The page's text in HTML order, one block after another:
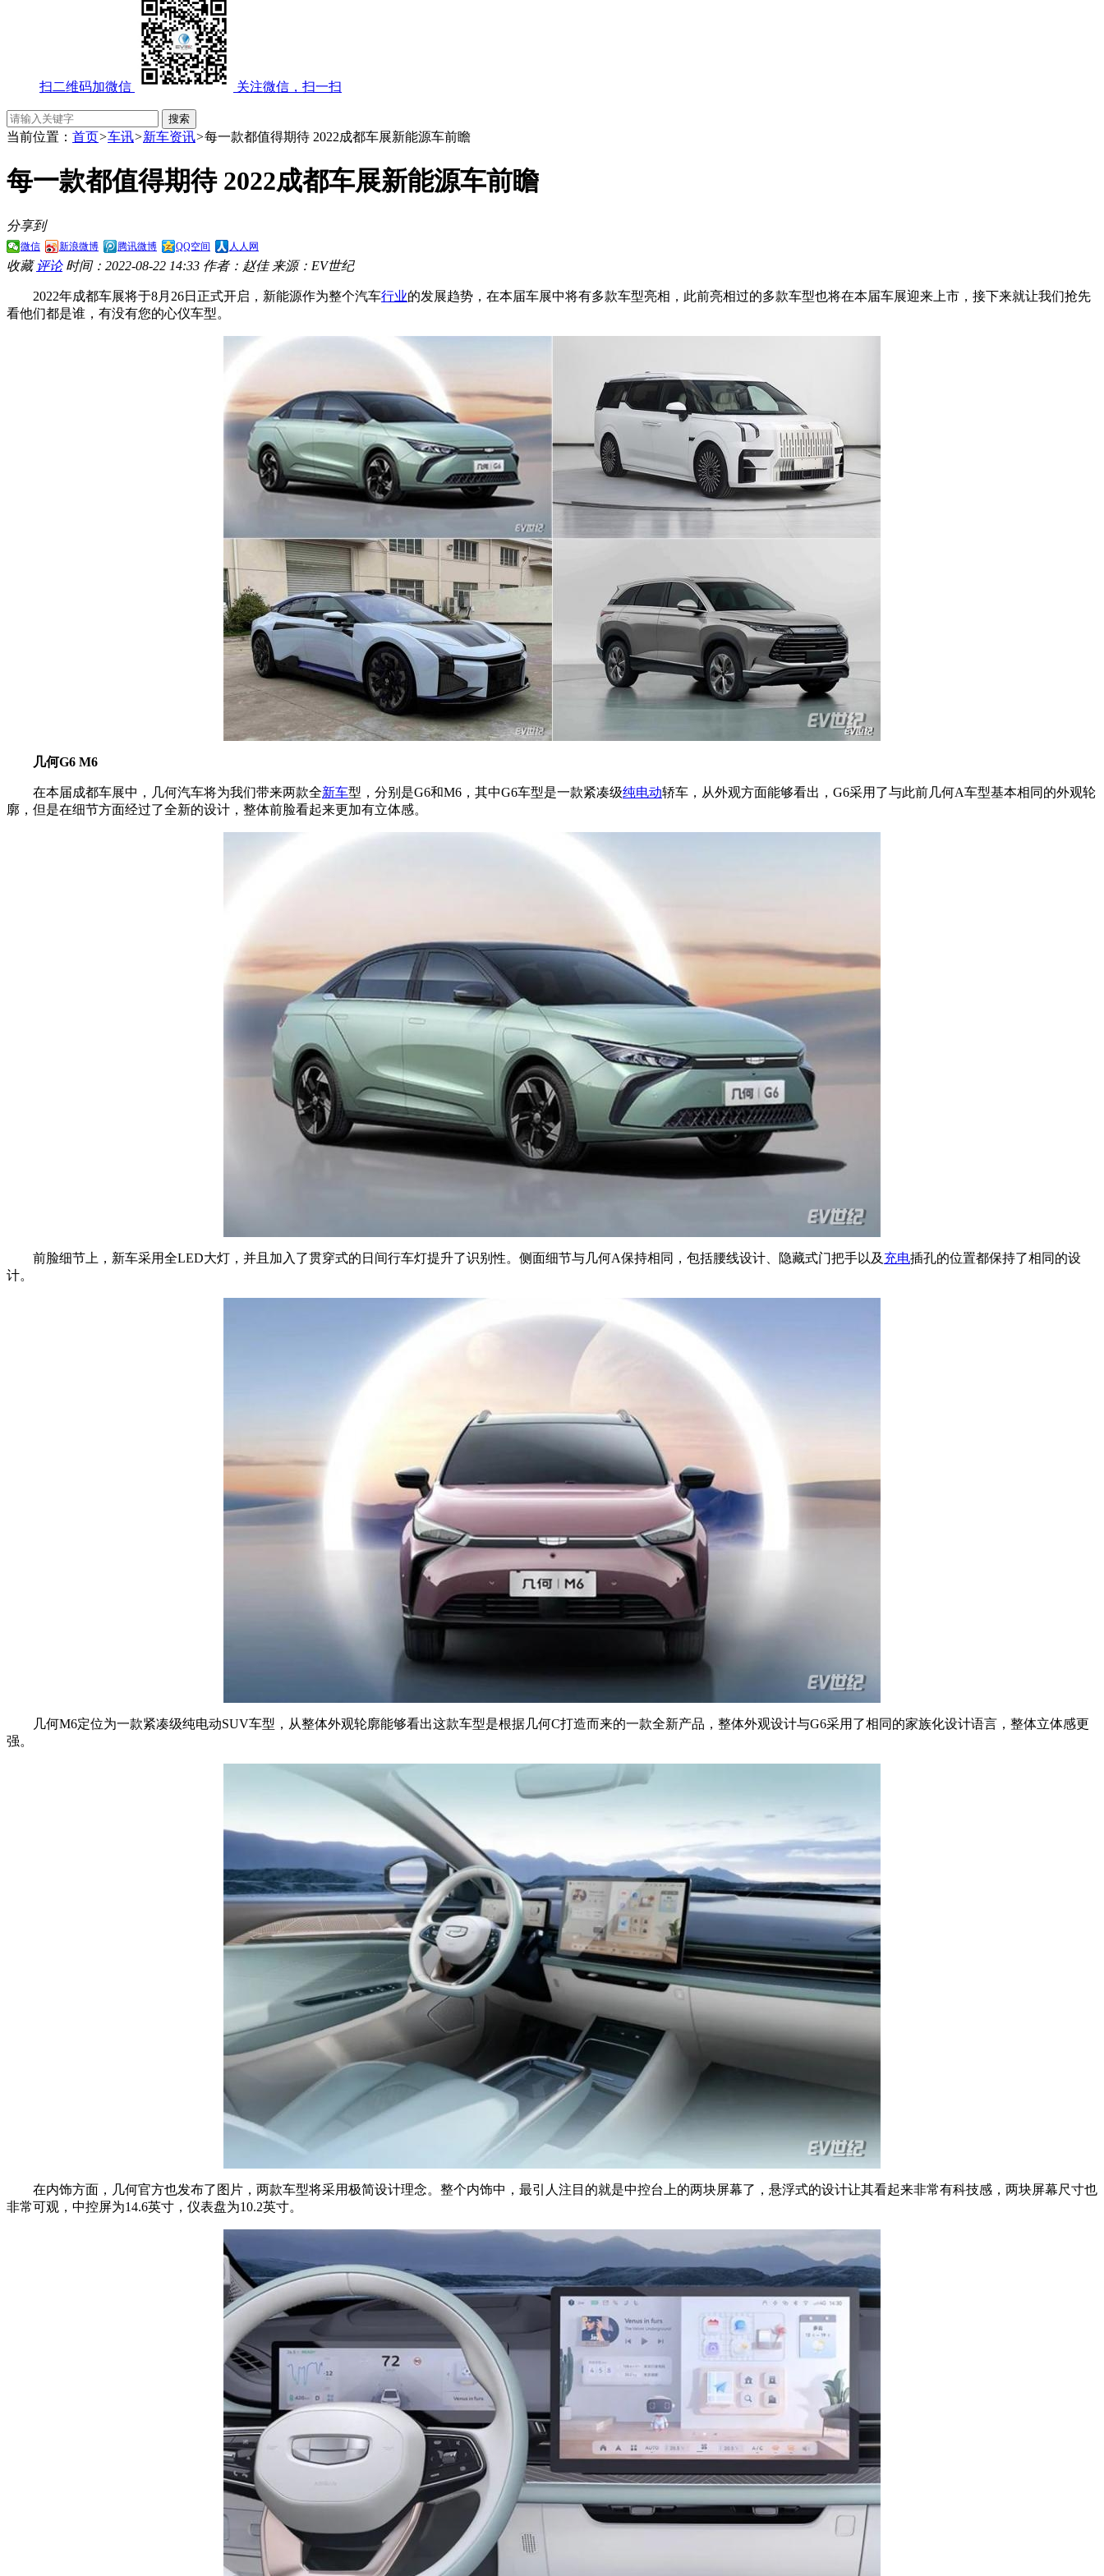
扫二维码加微信 关注微信，扫一扫
当前位置： 首页>车讯>新车资讯>每一款都值得期待 2022成都车展新能源车前瞻
每一款都值得期待 2022成都车展新能源车前瞻
分享到
微信 新浪微博 腾讯微博 QQ空间 人人网
收藏 评论 时间：2022-08-22 14:33 作者：赵佳 来源：EV世纪
2022年成都车展将于8月26日正式开启，新能源作为整个汽车行业的发展趋势，在本届车展中将有多款车型亮相，此前亮相过的多款车型也将在本届车展迎来上市，接下来就让我们抢先
看他们都是谁，有没有您的心仪车型。
几何G6 M6
在本届成都车展中，几何汽车将为我们带来两款全新车型，分别是G6和M6，其中G6车型是一款紧凑级纯电动轿车，从外观方面能够看出，G6采用了与此前几何A车型基本相同的外观轮
廓，但是在细节方面经过了全新的设计，整体前脸看起来更加有立体感。
前脸细节上，新车采用全LED大灯，并且加入了贯穿式的日间行车灯提升了识别性。侧面细节与几何A保持相同，包括腰线设计、隐藏式门把手以及 充电插孔的位置都保持了相同的设
计。
几何M6定位为一款紧凑级纯电动SUV车型，从整体外观轮廓能够看出这款车型是根据几何C打造而来的一款全新产品，整体外观设计与G6采用了相同的家族化设计语言，整体立体感更
强。
在内饰方面，几何官方也发布了图片，两款车型将采用极简设计理念。整个内饰中，最引人注目的就是中控台上的两块屏幕了，悬浮式的设计让其看起来非常有科技感，两块屏幕尺寸也
非常可观，中控屏为14.6英寸，仪表盘为10.2英寸。